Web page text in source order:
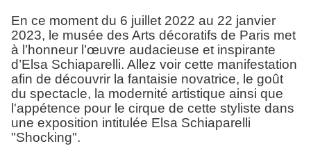
En ce moment du 6 juillet 2022 au 22 janvier
2023, le musée des Arts décoratifs de Paris met
à l’honneur l’œuvre audacieuse et inspirante
d’Elsa Schiaparelli. Allez voir cette manifestation
afin de découvrir la fantaisie novatrice, le goût
du spectacle, la modernité artistique ainsi que
l'appétence pour le cirque de cette styliste dans
une exposition intitulée Elsa Schiaparelli
"Shocking".